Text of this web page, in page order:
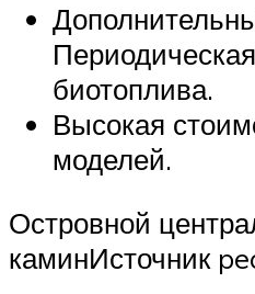
биотоплива.
Высокая
моделей.
Островной
каминИсточник